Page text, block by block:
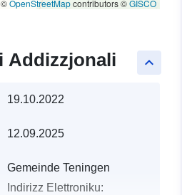
©OpenStreetMapcontributors ©GISCO
keyboard_arrow_up
Addizzjonali
19.10.2022
12.09.2025
Gemeinde Teningen
Indirizz Elettroniku: